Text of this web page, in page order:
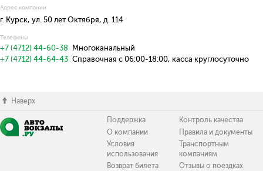
Адрес компании
г. Курск, ул. 50 лет Октября, д. 114
Телефоны
+7 (4712) 44-60-38 Многоканальный
+7 (4712) 44-64-43 Справочная с 06:00-18:00, касса круглосуточно
Наверх
Поддержка
О компании
Условия
использования
Возврат билета
Контроль качества
Правила и документы
Транспортным
компаниям
Отзывы о поездках